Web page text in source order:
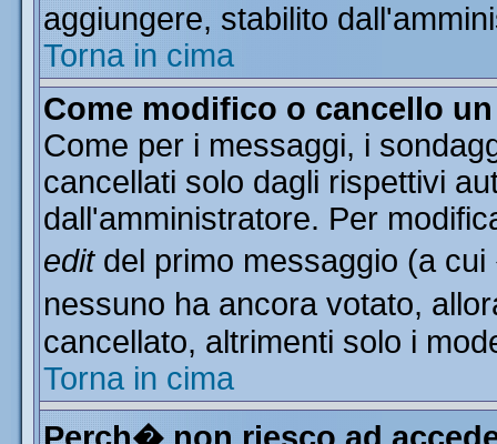
aggiungere, stabilito
Torna in cima
Come modifico o cancello
Come per i messaggi, i
cancellati solo dagli rispettivi
dall'amministratore. Per
editdel primo messaggio (a
nessuno ha ancora votato,
cancellato, altrimenti solo i
Torna in cima